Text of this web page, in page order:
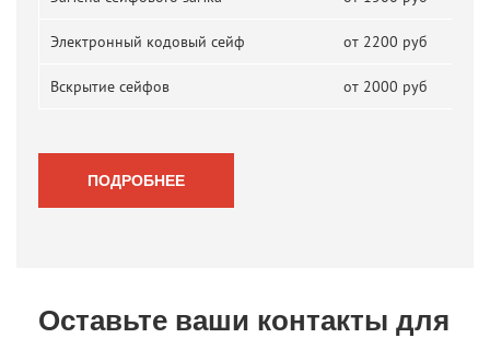
Оставьте ваши контакты для
Электронный кодовый сейф от 2200 руб
Вскрытие сейфов от 2000 руб
ПОДРОБНЕЕ